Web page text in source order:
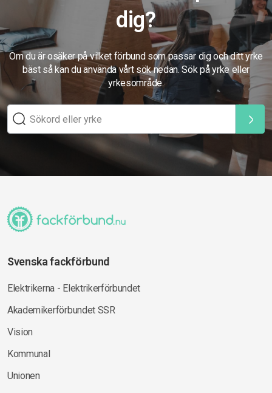
dig?
Om du är osäker på vilket förbund som passar dig och ditt yrke
bäst så kan du använda vårt sök nedan. Sök på yrke eller
yrkesområde.
Svenska fackförbund
Elektrikerna - Elektrikerförbundet
Akademikerförbundet SSR
Vision
Kommunal
Unionen